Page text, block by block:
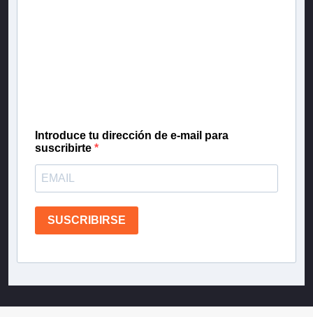
Introduce tu dirección de e-mail para
suscribirte
SUSCRIBIRSE